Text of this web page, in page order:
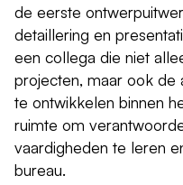
de eerste
detaillering en
een collega die niet
projecten, maar ook
te ontwikkelen binnen
ruimte om
vaardigheden te leren
bureau.